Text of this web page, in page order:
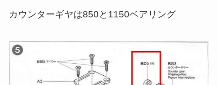
カウンターギヤは850と1150ベアリング